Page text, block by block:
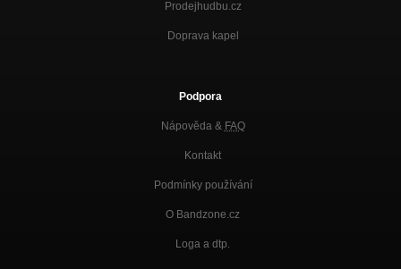
Prodejhudbu.cz
Doprava kapel
Podpora
Nápověda & FAQ
Kontakt
Podmínky používání
O Bandzone.cz
Loga a dtp.